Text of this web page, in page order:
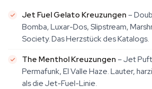
Jet Fuel Gelato Kreuzungen –
Bomba, Luxar-Dos, Slipstream,
Society. Das Herzstück des Katalogs.
The Menthol Kreuzungen – Jet
Permafunk, El Valle Haze. Lauter,
als die Jet-Fuel-Linie.